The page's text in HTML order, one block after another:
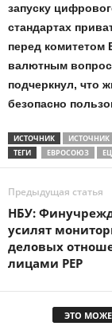
запуску
стандартах
перед комитетом
валютным
подчеркнул, что
безопасно
ИСТОЧНИК
ИСТОЧНИК
ТЕГИ
ЕВРОСОЮЗ
Предыдущая статья
НБУ:
усилят
деловых
лицами PEP
ЭТО